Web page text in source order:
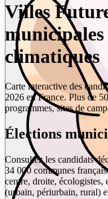
Villes
climatiques
Carte interactive des
2026 en France. Plus de
programmes, sites de
Élections
Consultez les candidats
34 000 communes
centre, droite,
(urbain, périurbain, rural)